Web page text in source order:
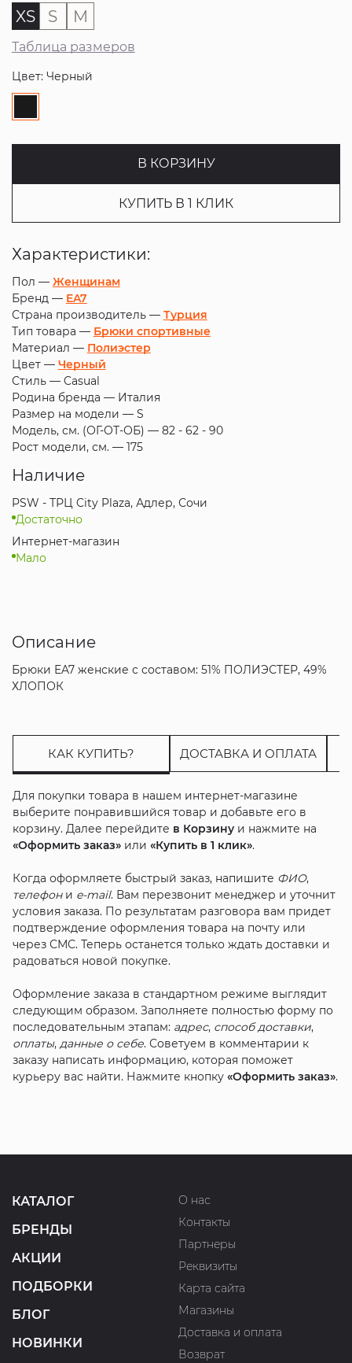
XS S M
Таблица размеров
Цвет: Черный
В КОРЗИНУ
КУПИТЬ В 1 КЛИК
Характеристики:
Пол — Женщинам
Бренд — EA7
Страна производитель — Турция
Тип товара — Брюки спортивные
Материал — Полиэстер
Цвет — Черный
Стиль — Casual
Родина бренда — Италия
Размер на модели — S
Модель, см. (ОГ-ОТ-ОБ) — 82 - 62 - 90
Рост модели, см. — 175
Наличие
PSW - ТРЦ City Plaza, Адлер, Сочи
Достаточно
Интернет-магазин
Мало
Описание
Брюки EA7 женские с составом: 51% ПОЛИЭСТЕР, 49%
ХЛОПОК
КАК КУПИТЬ? ДОСТАВКА И ОПЛАТА
Для покупки товара в нашем интернет-магазине
выберите понравившийся товар и добавьте его в
корзину. Далее перейдите в Корзинуи нажмите на
«Оформить заказ»или «Купить в 1 клик».
Когда оформляете быстрый заказ, напишите ФИО,
телефони e-mail. Вам перезвонит менеджер и уточнит
условия заказа. По результатам разговора вам придет
подтверждение оформления товара на почту или
через СМС. Теперь останется только ждать доставки и
радоваться новой покупке.
Оформление заказа в стандартном режиме выглядит
следующим образом. Заполняете полностью форму по
последовательным этапам: адрес, способ доставки,
оплаты, данные о себе. Советуем в комментарии к
заказу написать информацию, которая поможет
курьеру вас найти. Нажмите кнопку «Оформить заказ».
КАТАЛОГ
БРЕНДЫ
АКЦИИ
ПОДБОРКИ
БЛОГ
НОВИНКИ
О нас
Контакты
Партнеры
Реквизиты
Карта сайта
Магазины
Доставка и оплата
Возврат